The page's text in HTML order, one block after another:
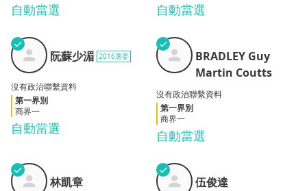
自動當選 自動當選
阮蘇
少湄
✓
自動當選
阮蘇少湄 2016選委
沒有政治聯繫資料
第一界別
商界一
Guy
Martin
✓
自動當選
BRADLEY Guy
Martin Coutts
沒有政治聯繫資料
第一界別
商界一
林凱
✓
林凱章
伍俊
✓
伍俊達